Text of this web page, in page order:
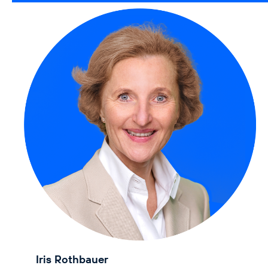
Iris Rothbauer